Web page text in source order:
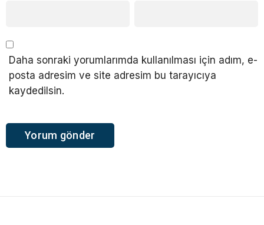
Daha sonraki yorumlarımda kullanılması için adım, e-
posta adresim ve site adresim bu tarayıcıya
kaydedilsin.